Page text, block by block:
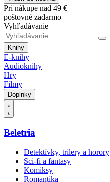
Pri nákupe nad 49 €
poštovné zadarmo
Vyhľadávanie
Knihy
E-knihy
Audioknihy
Hry
Filmy
Doplnky
Beletria
Detektívky, trilery a horory
Sci-fi a fantasy
Komiksy
Romantika